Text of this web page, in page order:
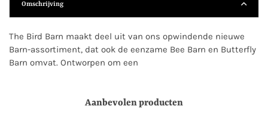
Omschrijving
The Bird Barn maakt deel uit van ons opwindende nieuwe
Barn-assortiment, dat ook de eenzame Bee Barn en Butterfly
Barn omvat. Ontworpen om een
Aanbevolen producten